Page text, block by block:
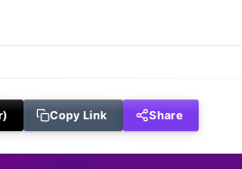
Copy Link Share